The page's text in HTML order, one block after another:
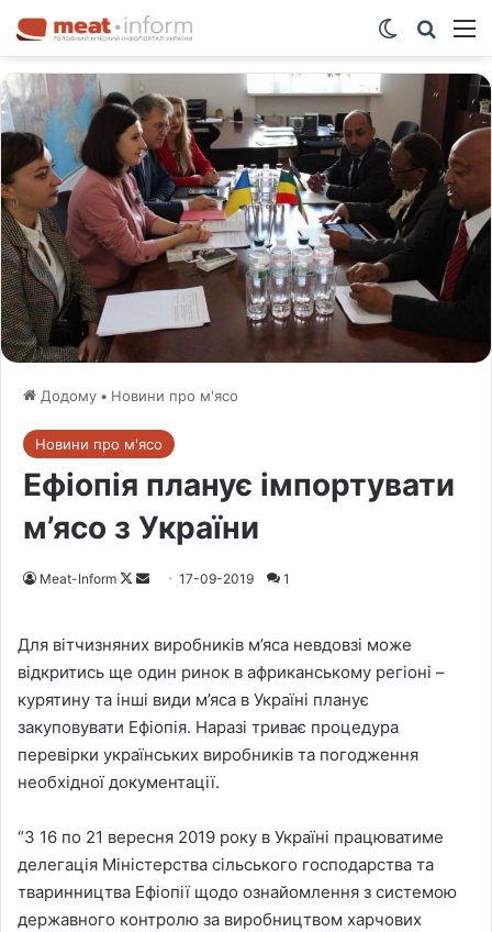
Switch skin
Додому • Новини про м'ясо
Новини про м'ясо
Ефіопія планує імпортувати
м’ясо з України
Meat-Inform
F
o
w
o
n
X
a
n
e
m
a
l
17-09-2019 1
Для вітчизняних виробників м’яса невдовзі може
відкритись ще один ринок в африканському регіоні –
курятину та інші види м’яса в Україні планує
закуповувати Ефіопія. Наразі триває процедура
перевірки українських виробників та погодження
необхідної документації.
“З 16 по 21 вересня 2019 року в Україні працюватиме
делегація Міністерства сільського господарства та
тваринництва Ефіопії щодо ознайомлення з системою
державного контролю за виробництвом харчових